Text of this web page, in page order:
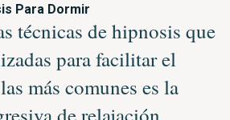
Para Dormir
técnicas de hipnosis que
para facilitar el
más comunes es la
de relajación,